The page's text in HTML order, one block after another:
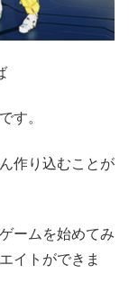
す。
作り込むことが
ームを始めてみ
イトができま